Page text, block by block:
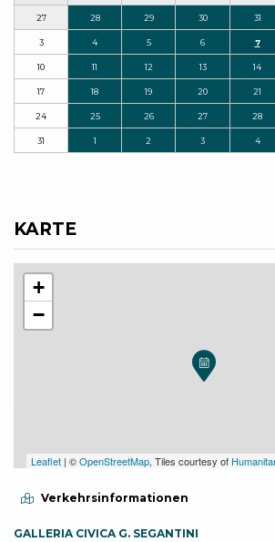
27 28 29 30 31
3 4 5 6 7
10 11 12 13 14
17 18 19 20 21
24 25 26 27 28
31 1 2 3 4
KARTE
+
−
Leaflet | ©OpenStreetMap, Tiles courtesy of
Verkehrsinformationen
GALLERIA CIVICA G. SEGANTINI